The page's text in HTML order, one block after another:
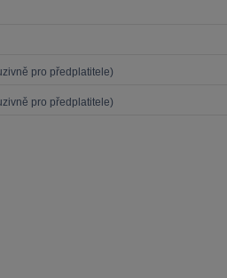
pro předplatitele)
pro předplatitele)